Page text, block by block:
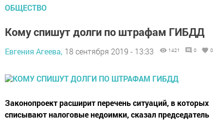
ОБЩЕСТВО
Кому спишут долги по штрафам ГИБДД
Евгения Агеева, 18 сентября 2019 - 13:33 1421 0 0
Законопроект расширит перечень ситуаций, в которых
списывают налоговые недоимки, сказал председатель